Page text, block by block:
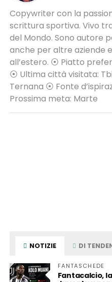
Copywriter con la
scrittura sportiva. Vivo
del Mondo. Sono autore
anche per altre aziende
all’estero. ⦿ Piatto
⦿ Ultima città visitata:
Ternana ⦿ Fonte
Prossima meta: Marte
NOTIZIE DI
FANTASCHEDE
Fantacalcio,